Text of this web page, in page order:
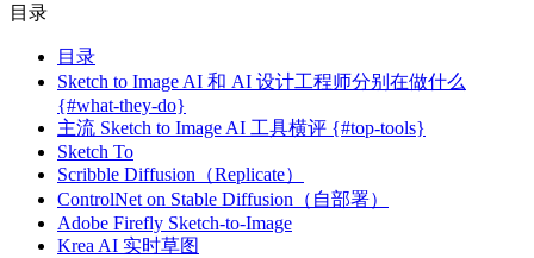
目录
目录
Sketch to Image AI 和 AI 设计工程师分别在做什么
{#what-they-do}
主流 Sketch to Image AI 工具横评 {#top-tools}
Sketch To
Scribble Diffusion（Replicate）
ControlNet on Stable Diffusion（自部署）
Adobe Firefly Sketch-to-Image
Krea AI 实时草图